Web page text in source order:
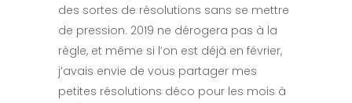
des sortes de résolutions sans se mettre
de pression. 2019 ne dérogera pas à la
règle, et même si l’on est déjà en février,
j’avais envie de vous partager mes
petites résolutions déco pour les mois à